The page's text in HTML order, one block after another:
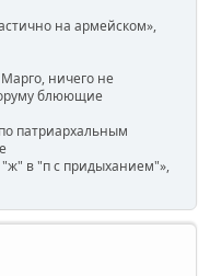
на армейском»,
ничего не
блюющие
патриархальным
в "п с придыханием"»,